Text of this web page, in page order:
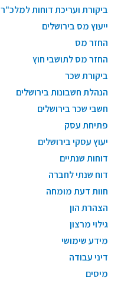
ביקורת ועריכת דוחות למלכ"ר
ייעוץ מס בירושלים
החזר מס
החזר מס לתושבי חוץ
ביקורת שכר
הנהלת חשבונות בירושלים
חשבי שכר בירושלים
פתיחת עסק
יעוץ עסקי בירושלים
דוחות שנתיים
דוח שנתי לחברה
חוות דעת מומחה
הצהרת הון
גילוי מרצון
מידע שימושי
דיני עבודה
מיסים